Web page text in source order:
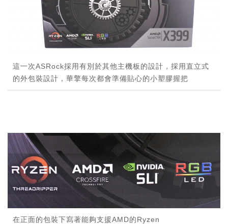
這一次ASRock採用有別於其他主機板的設計，採用直立式
的外包裝設計，華擎每次都會準備貼心的小塑膠握把
在正面的包裝下寫著能夠支援AMD的Ryzen